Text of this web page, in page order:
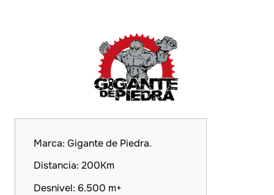
Marca: Gigante de Piedra.
Distancia: 200Km
Desnivel: 6.500 m+